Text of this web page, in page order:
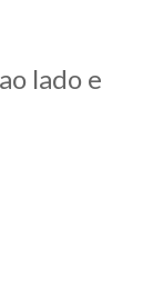
lado e